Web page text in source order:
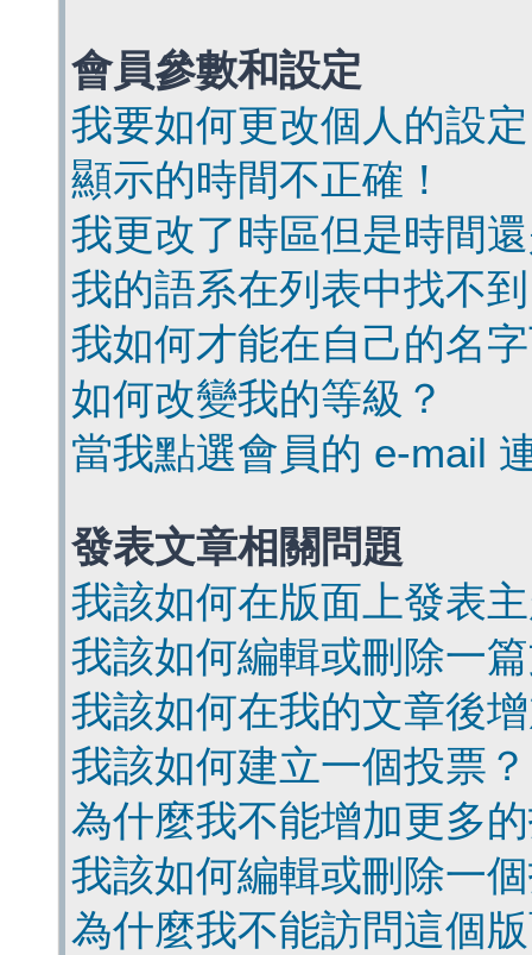
會員參數和設定
我要如何更改個人的設
顯示的時間不正確！
我更改了時區但是時間
我的語系在列表中找不
我如何才能在自己的名
如何改變我的等級？
當我點選會員的 e-mail
發表文章相關問題
我該如何在版面上發表
我該如何編輯或刪除一
我該如何在我的文章後
我該如何建立一個投票？
為什麼我不能增加更多
我該如何編輯或刪除一
為什麼我不能訪問這個